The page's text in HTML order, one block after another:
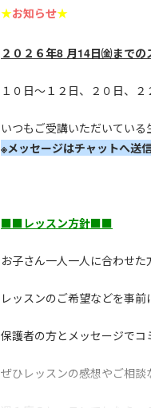
★お知らせ★
２０２６年8 月14日㈮までの
１０日～１２日、２０日、
いつもご受講いただいてい
※メッセージはチャットへ送
■■レッスン方針■■
お子さん一人一人に合わせ
レッスンのご希望などを事
保護者の方とメッセージで
ぜひレッスンの感想やご相